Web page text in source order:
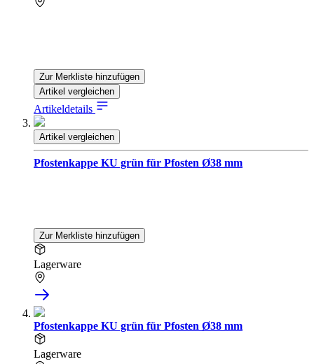
Zur Merkliste hinzufügen
Artikel vergleichen
Artikeldetails
Artikel vergleichen
Pfostenkappe KU grün für Pfosten Ø38 mm
Zur Merkliste hinzufügen
Lagerware
Pfostenkappe KU grün für Pfosten Ø38 mm
Lagerware